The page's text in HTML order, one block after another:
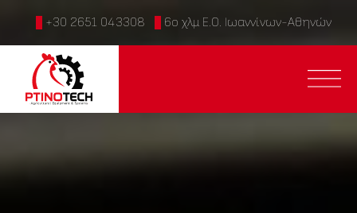
+30 2651 043308 6ο χλμ Ε.Ο. Ιωαννίνων-Αθηνών